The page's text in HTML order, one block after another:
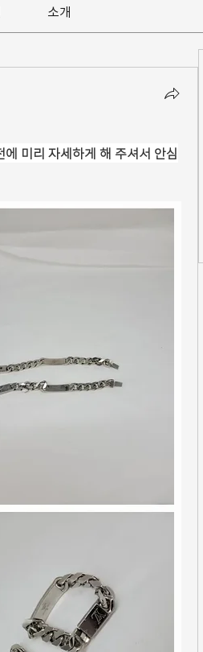
소개
미리 자세하게 해 주셔서 안심